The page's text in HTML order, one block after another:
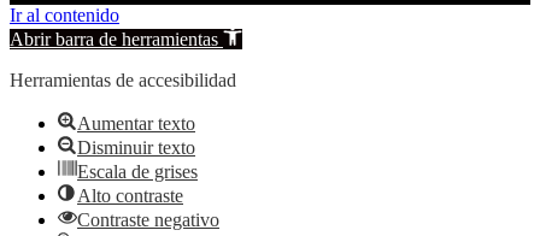
Ir al contenido
Abrir barra de herramientas
Herramientas de accesibilidad
Aumentar texto
Disminuir texto
Escala de grises
Alto contraste
Contraste negativo